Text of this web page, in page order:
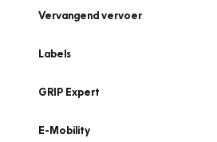
Vervangend vervoer
Labels
GRIP Expert
E-Mobility